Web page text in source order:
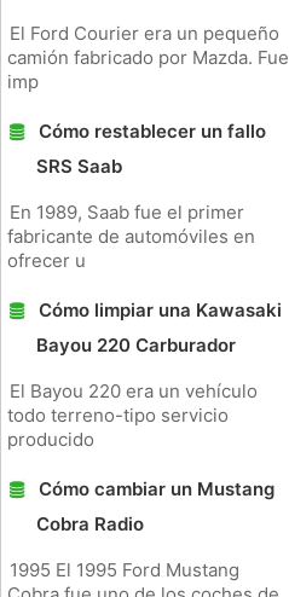
El Ford Courier era un pequeño
camión fabricado por Mazda. Fue
imp
Cómo restablecer un fallo
SRS Saab
En 1989, Saab fue el primer
fabricante de automóviles en
ofrecer u
Cómo limpiar una Kawasaki
Bayou 220 Carburador
El Bayou 220 era un vehículo
todo terreno-tipo servicio
producido
Cómo cambiar un Mustang
Cobra Radio
1995 El 1995 Ford Mustang